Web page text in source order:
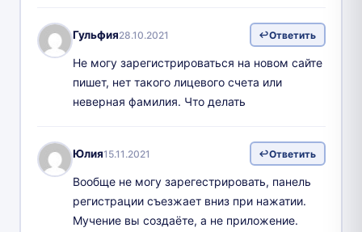
Гульфия28.10.2021 Ответить
Не могу зарегистрироваться на новом сайте
пишет, нет такого лицевого счета или
неверная фамилия. Что делать
Юлия15.11.2021 Ответить
Вообще не могу зарегестрировать, панель
регистрации съезжает вниз при нажатии.
Мучение вы создаёте, а не приложение.